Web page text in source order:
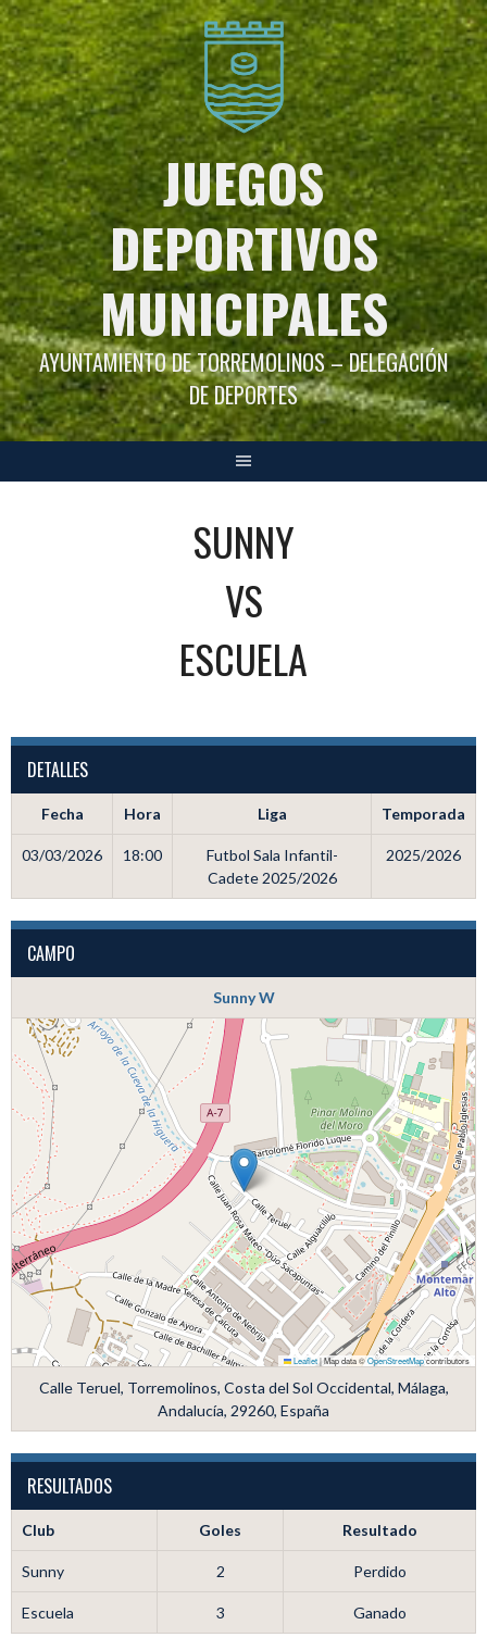
Saltar
al
contenido
JUEGOS
DEPORTIVOS
MUNICIPALES
AYUNTAMIENTO DE TORREMOLINOS – DELEGACIÓN
DE DEPORTES
SUNNY
VS
ESCUELA
DETALLES
Fecha Hora Liga Temporada
03/03/2026 18:00
Futbol Sala Infantil-
Cadete 2025/2026
2025/2026
CAMPO
Sunny W
Leaflet|Map data ©OpenStreetMapcontributors
Calle Teruel, Torremolinos, Costa del Sol Occidental, Málaga,
Andalucía, 29260, España
RESULTADOS
Club Goles Resultado
Sunny 2 Perdido
Escuela 3 Ganado